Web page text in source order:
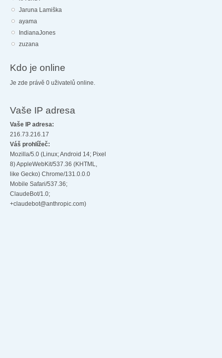
Jaruna Lamiška
ayama
IndianaJones
zuzana
Kdo je online
Je zde právě 0 uživatelů online.
Vaše IP adresa
Vaše IP adresa:
216.73.216.17
Váš prohlížeč:
Mozilla/5.0 (Linux; Android 14; Pixel
8) AppleWebKit/537.36 (KHTML,
like Gecko) Chrome/131.0.0.0
Mobile Safari/537.36;
ClaudeBot/1.0;
+claudebot@anthropic.com)